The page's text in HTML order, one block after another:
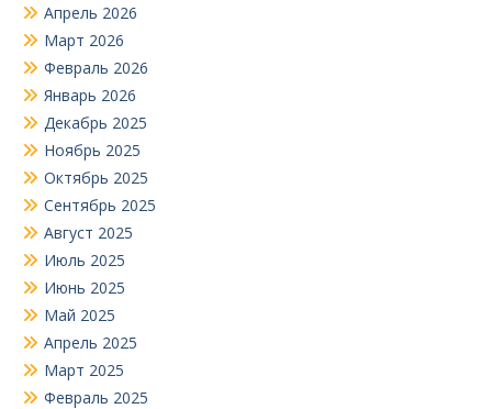
Апрель 2026
Март 2026
Февраль 2026
Январь 2026
Декабрь 2025
Ноябрь 2025
Октябрь 2025
Сентябрь 2025
Август 2025
Июль 2025
Июнь 2025
Май 2025
Апрель 2025
Март 2025
Февраль 2025